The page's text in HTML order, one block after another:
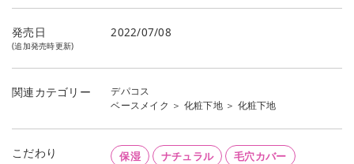
発売日
(追加発売時更新)
2022/07/08
関連カテゴリー
デパコス
ベースメイク ＞ 化粧下地＞ 化粧下地
こだわり 保湿 ナチュラル 毛穴カバー